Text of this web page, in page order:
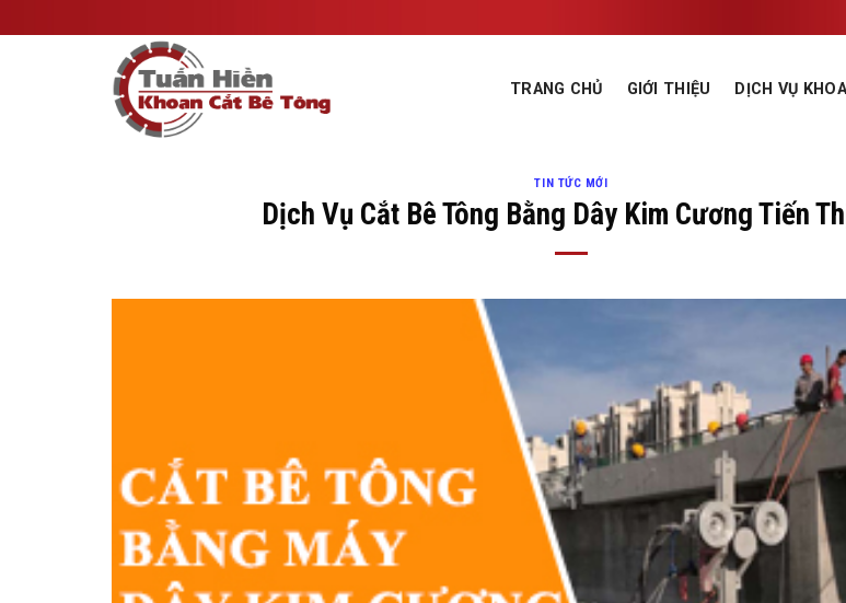
to
TRANG CHỦ GIỚI THIỆU DỊCH VỤ
TIN TỨC MỚI
Dịch Vụ Cắt Bê Tông Bằng Dây Kim Cương Tiến